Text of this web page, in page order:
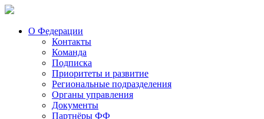
О Федерации
Контакты
Команда
Подписка
Приоритеты и развитие
Региональные подразделения
Органы управления
Документы
Партнёры ФФ